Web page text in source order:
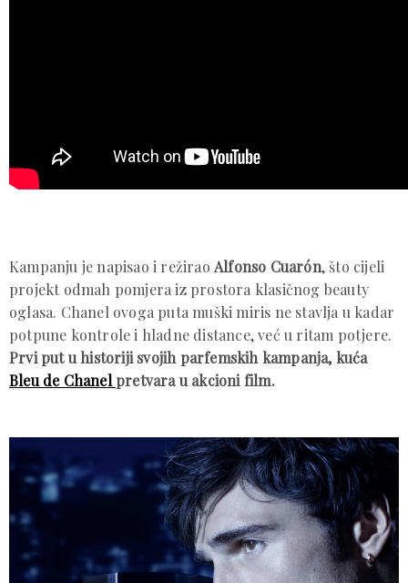
Kampanju je napisao i režirao Alfonso Cuarón, što cijeli
projekt odmah pomjera iz prostora klasičnog beauty
oglasa. Chanel ovoga puta muški miris ne stavlja u kadar
potpune kontrole i hladne distance, već u ritam potjere.
Prvi put u historiji svojih parfemskih kampanja, kuća
Bleu de Chanelpretvara u akcioni film.